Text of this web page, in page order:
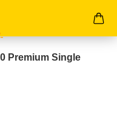
Premium Single